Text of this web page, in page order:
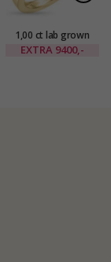
1,00 ct lab grown
diamant ring i 14
EXTRA 9400,-